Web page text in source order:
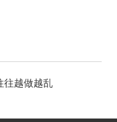
往越做越乱